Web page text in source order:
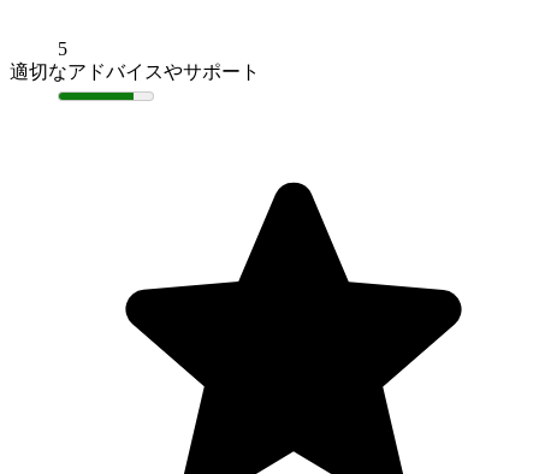
5
適切なアドバイスやサポート